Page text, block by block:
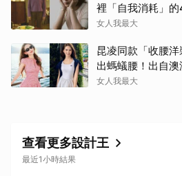
裡「自我消耗」
多」讓人無奈
女人我最大
昆凌同款「收腰
出螞蟻腰！出自
寄台灣
女人我最大
查看更多設計王
最近1小時結果